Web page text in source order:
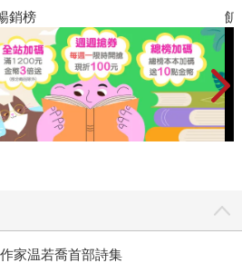
銷榜 飢
家温若喬首部詩集